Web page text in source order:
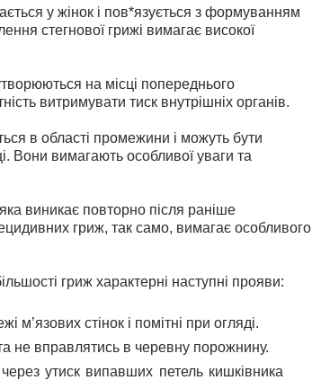
у жінок і пов*язується з формуванням
стегнової грижі вимагає високої
на місці попереднього
витримувати тиск внутрішніх органів.
в області промежини і можуть бути
Вони вимагають особливої уваги та
виникає повторно після раніше
гриж, так само, вимагає особливого
гриж характерні наступні прояви:
м’язових стінок і помітні при огляді.
не вправлятись в черевну порожнину.
через утиск випавших петель кишківника